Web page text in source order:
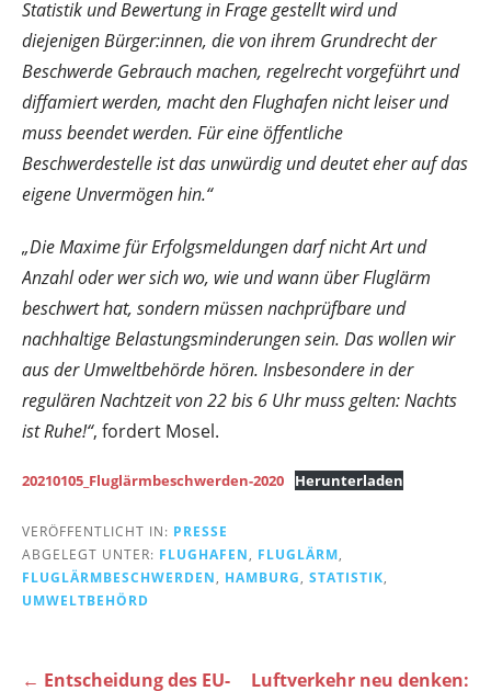
Statistik und Bewertung in Frage gestellt wird und
diejenigen Bürger:innen, die von ihrem Grundrecht der
Beschwerde Gebrauch machen, regelrecht vorgeführt und
diffamiert werden, macht den Flughafen nicht leiser und
muss beendet werden. Für eine öffentliche
Beschwerdestelle ist das unwürdig und deutet eher auf das
eigene Unvermögen hin.“
„Die Maxime für Erfolgsmeldungen darf nicht Art und
Anzahl oder wer sich wo, wie und wann über Fluglärm
beschwert hat, sondern müssen nachprüfbare und
nachhaltige Belastungsminderungen sein. Das wollen wir
aus der Umweltbehörde hören. Insbesondere in der
regulären Nachtzeit von 22 bis 6 Uhr muss gelten: Nachts
ist Ruhe!“, fordert Mosel.
20210105_Fluglärmbeschwerden-2020 Herunterladen
VERÖFFENTLICHT IN: PRESSE
ABGELEGT UNTER: FLUGHAFEN FLUGLÄRM
FLUGLÄRMBESCHWERDEN
HAMBURG STATISTIK
UMWELTBEHÖRD
Beitragsnavigation
← Entscheidung des EU-
Luftverkehr neu denken: